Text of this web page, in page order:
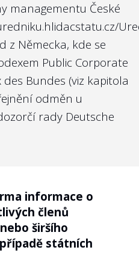
managementu České
z Německa, kde se
Public Corporate
des Bundes (viz kapitola
odměn u
rady Deutsche
informace o
členů
širšího
státních